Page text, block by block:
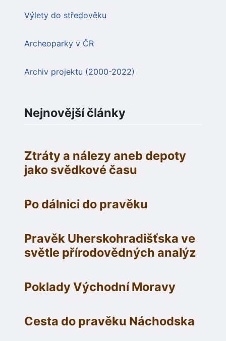
Výlety do středověku
Archeoparky v ČR
Archiv projektu (2000-2022)
Nejnovější články
Ztráty a nálezy aneb depoty
jako svědkové času
Po dálnici do pravěku
Pravěk Uherskohradišťska ve
světle přírodovědných analýz
Poklady Východní Moravy
Cesta do pravěku Náchodska